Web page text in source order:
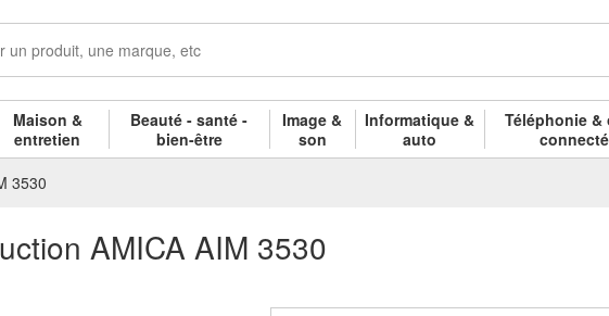
Maison &
entretien
Beauté - santé -
bien-être
Image &
son
Informatique &
auto
Téléphonie &
connecté
3530
AMICA AIM 3530